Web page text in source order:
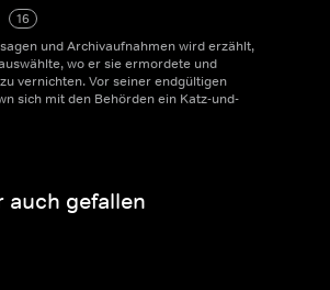
16
und Archivaufnahmen wird erzählt,
wo er sie ermordete und
vernichten. Vor seiner endgültigen
sich mit den Behörden ein Katz-und-
auch gefallen